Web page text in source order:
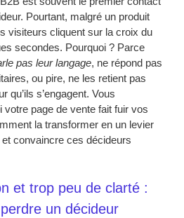
Pourtant, malgré un produit
visiteurs cliquent sur la croix du
secondes. Pourquoi ? Parce
pas leur langage, ne répond pas
ou pire, ne les retient pas
qu’ils s’engagent. Vous
votre page de vente fait fuir vos
la transformer en un levier
convaincre ces décideurs
et trop peu de clarté :
un décideur